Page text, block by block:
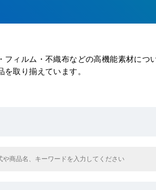
ィルム・不織布などの高機能素材につ
取り揃えています。